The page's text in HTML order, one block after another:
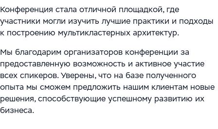
Конференция стала отличной площадкой, где
участники могли изучить лучшие практики и подходы
к построению мультикластерных архитектур.
Мы благодарим организаторов конференции за
предоставленную возможность и активное участие
всех спикеров. Уверены, что на базе полученного
опыта мы сможем предложить нашим клиентам новые
решения, способствующие успешному развитию их
бизнеса.